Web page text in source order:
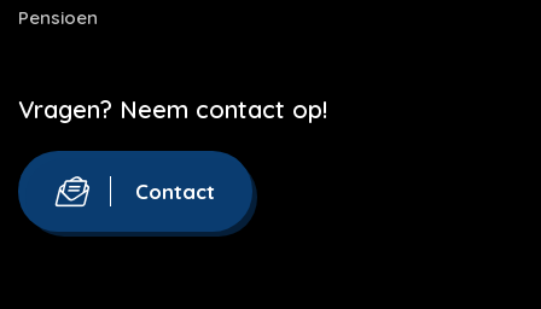
Pensioen
Vragen? Neem contact op!
Contact